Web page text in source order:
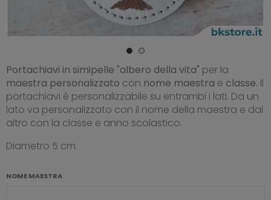
Portachiavi in simipelle "albero della vita" per la
maestra personalizzato con nome maestra e classe. Il
portachiavi è personalizzabile su entrambi i lati. Da un
lato va personalizzato con il nome della maestra e dal
altro con la classe e anno scolastico.
Diametro 5 cm.
NOME MAESTRA